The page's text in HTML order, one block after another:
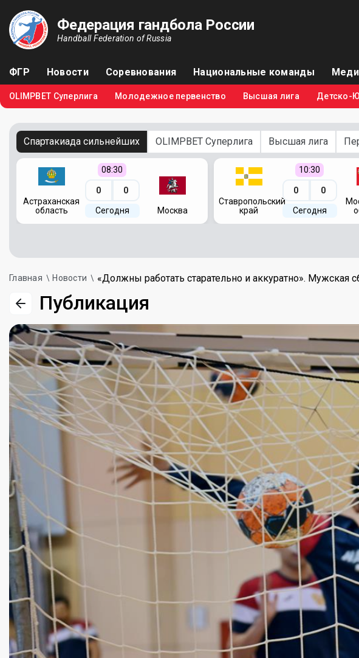
Федерация гандбола России
Handball Federation of Russia
ФГР Новости Соревнования Национальные команды
OLIMPBET Суперлига Молодежное первенство Высшая лига Детско-
Спартакиада сильнейших OLIMPBET Суперлига Высшая лига
Астраханская
область
08:30
0 0
Сегодня Москва
Ставропольский
край
10:30
0 0
Сегодня
Главная Новости «Должны работать старательно и аккуратно». Мужская
Публикация